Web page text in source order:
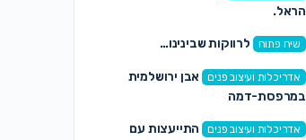
הראל.
שיח פתוח לרווקות שבינינו…
אדריכלות ועיצוב פנים
אבן ירושלמית
במרפסת-דמה
אדריכלות ועיצוב פנים
התייעצות עם